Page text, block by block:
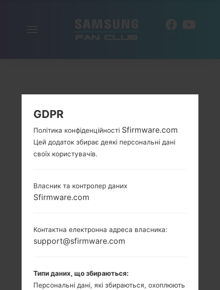
GDPR
Політика конфіденційності Sfirmware.com
Цей додаток збирає деякі персональні дані
своїх користувачів.
Власник та контролер даних
Sfirmware.com
Контактна електронна адреса власника:
support@sfirmware.com
Типи даних, що збираються:
Персональні дані, які збираються, охоплюють